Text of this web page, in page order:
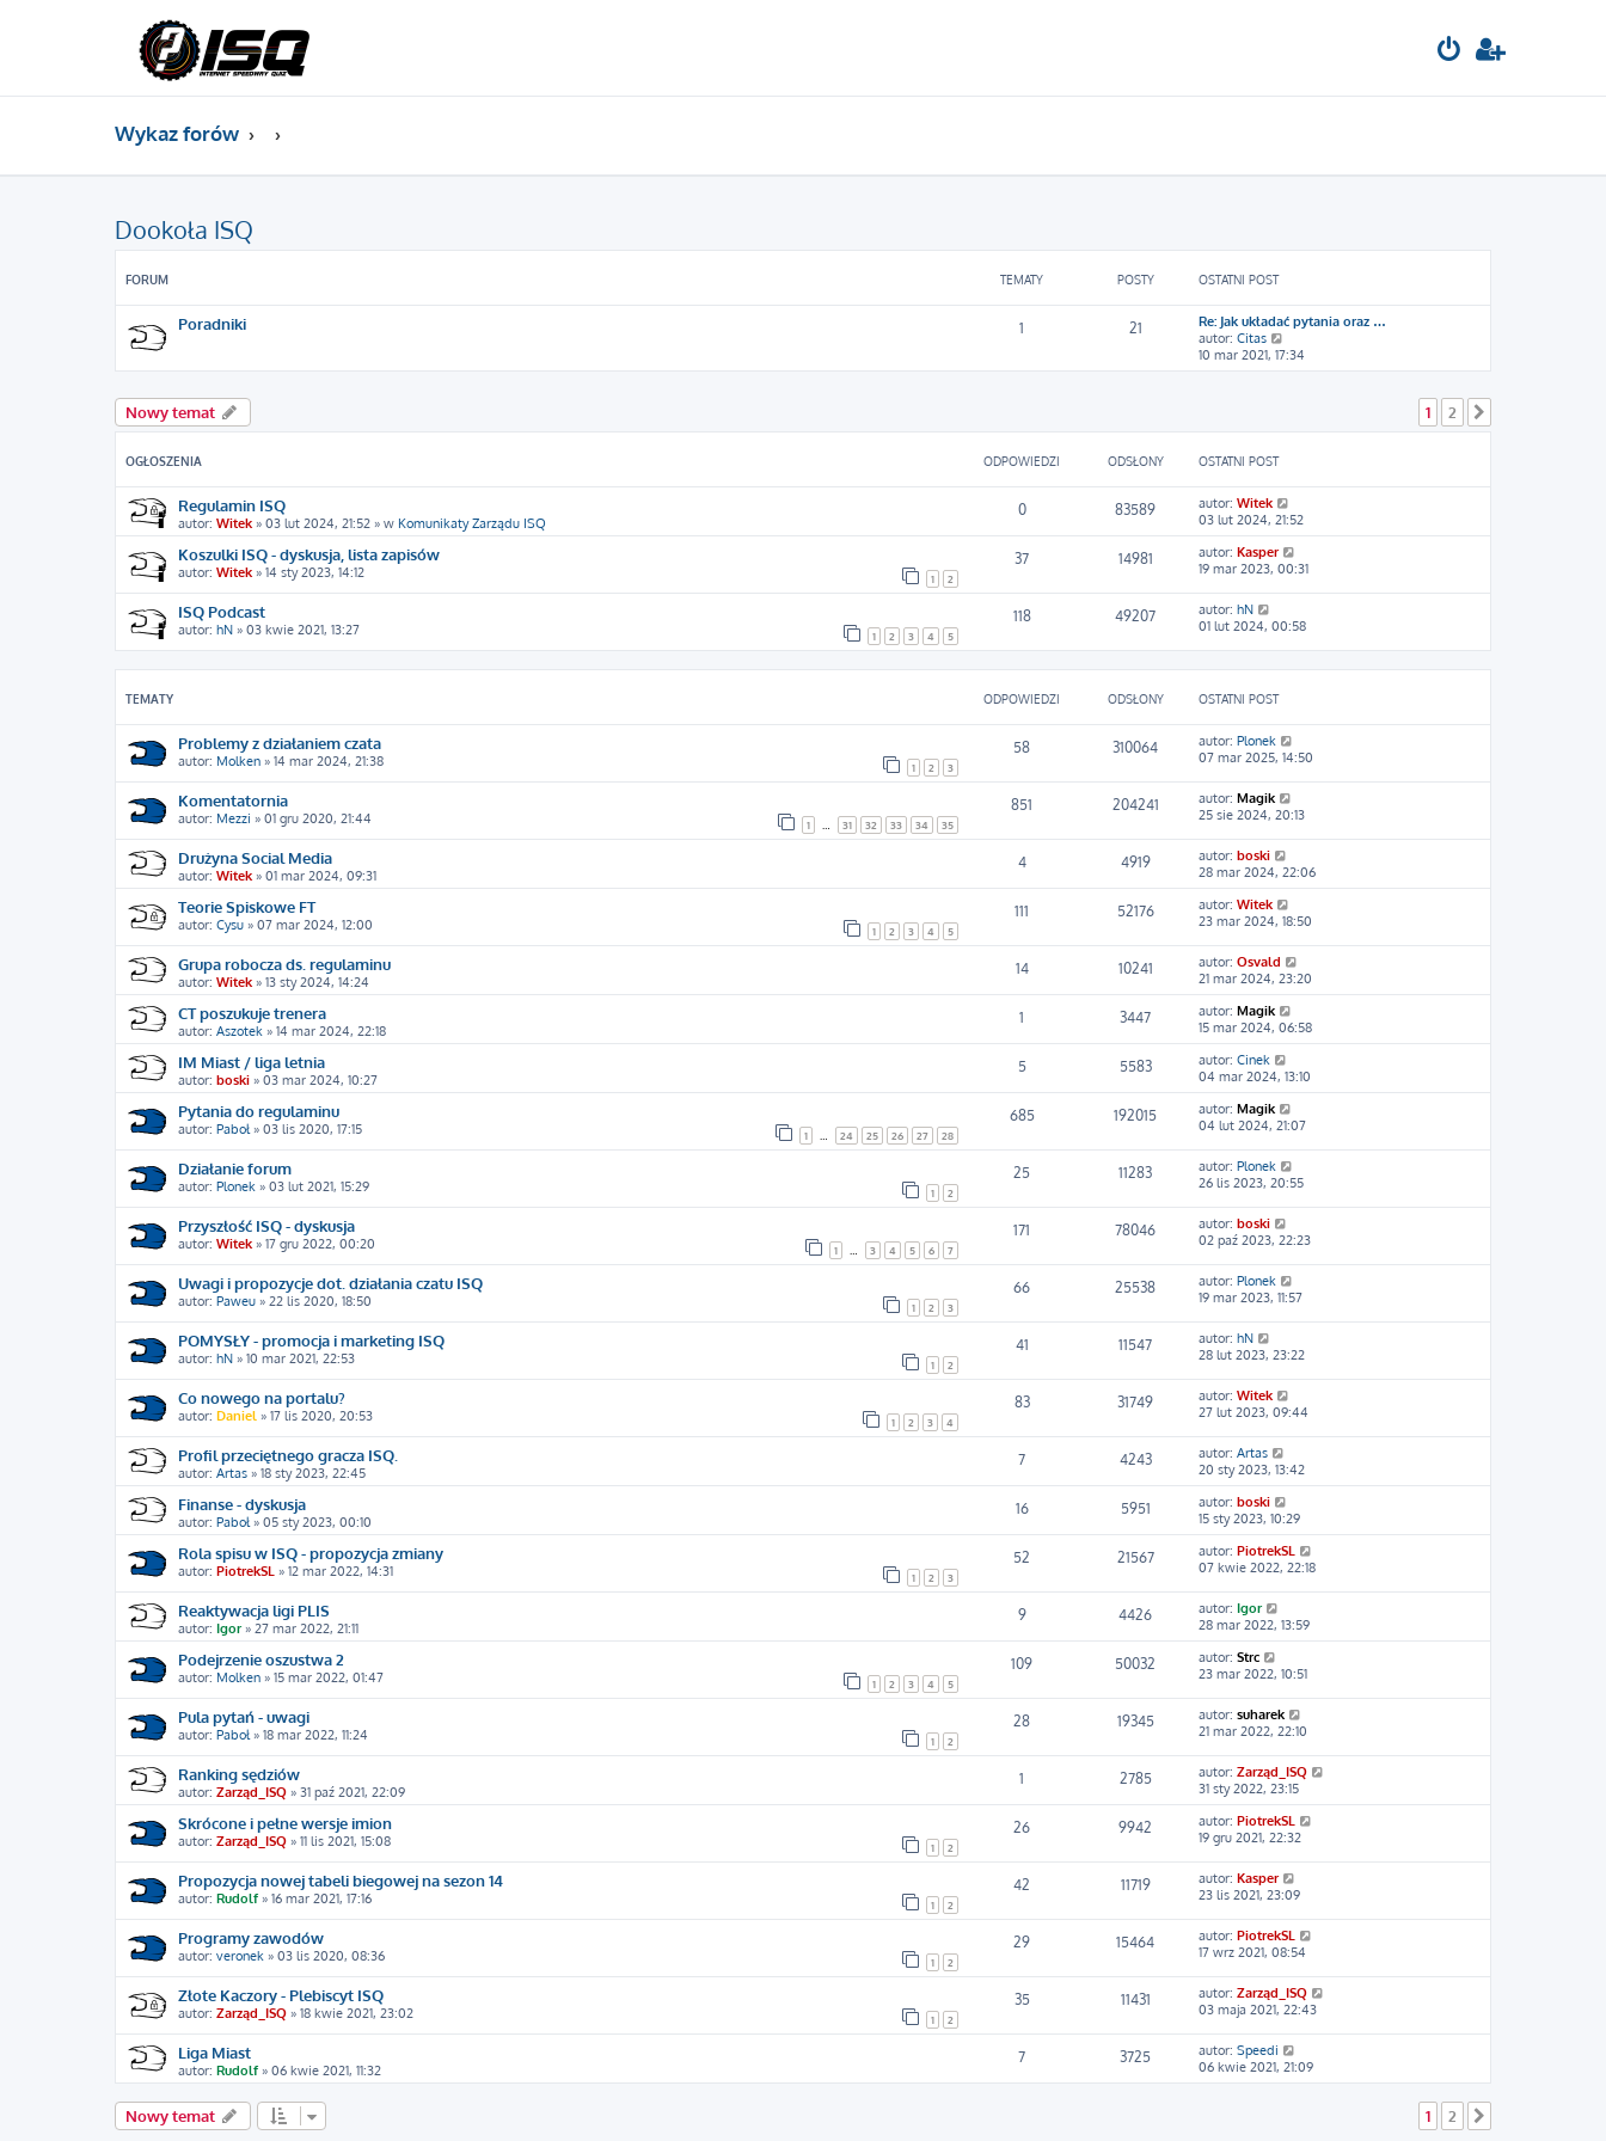
Wykaz forów
Dookoła ISQ
FORUM TEMATY POSTY OSTATNI POST
Poradniki 1 21
Re: Jak układać pytania oraz …
autor: Citas
y
ś
t
a
j
n
o
w
s
p
s
t
10 mar 2021, 17:34
Nowy temat 1 2
OGŁOSZENIA ODPOWIEDZI ODSŁONY OSTATNI POST
Regulamin ISQ
autor: Witek » 03 lut 2024, 21:52 » w Komunikaty Zarządu ISQ
0 83589 autor: Witek
03 lut 2024, 21:52
Koszulki ISQ - dyskusja, lista zapisów
autor: Witek » 14 sty 2023, 14:12 1 2
37 14981 autor: Kasper
19 mar 2023, 00:31
ISQ Podcast
autor: hN » 03 kwie 2021, 13:27 1 2 3 4 5
118 49207 autor: hN
01 lut 2024, 00:58
TEMATY ODPOWIEDZI ODSŁONY OSTATNI POST
Problemy z działaniem czata
autor: Molken » 14 mar 2024, 21:38 1 2 3
58 310064 autor: Plonek
07 mar 2025, 14:50
Komentatornia
autor: Mezzi » 01 gru 2020, 21:44 1 31 32 33 34 35
851 204241 autor: Magik
25 sie 2024, 20:13
Drużyna Social Media
autor: Witek » 01 mar 2024, 09:31
4 4919 autor: boski
28 mar 2024, 22:06
Teorie Spiskowe FT
autor: Cysu » 07 mar 2024, 12:00 1 2 3 4 5
111 52176 autor: Witek
23 mar 2024, 18:50
Grupa robocza ds. regulaminu
autor: Witek » 13 sty 2024, 14:24
14 10241 autor: Osvald
21 mar 2024, 23:20
CT poszukuje trenera
autor: Aszotek » 14 mar 2024, 22:18
1 3447 autor: Magik
15 mar 2024, 06:58
IM Miast / liga letnia
autor: boski » 03 mar 2024, 10:27
5 5583 autor: Cinek
04 mar 2024, 13:10
Pytania do regulaminu
autor: Paboł» 03 lis 2020, 17:15 1 24 25 26 27 28
685 192015 autor: Magik
04 lut 2024, 21:07
Działanie forum
autor: Plonek » 03 lut 2021, 15:29 1 2
25 11283 autor: Plonek
26 lis 2023, 20:55
Przyszłość ISQ - dyskusja
autor: Witek » 17 gru 2022, 00:20 1 3 4 5 6 7
171 78046 autor: boski
02 paź 2023, 22:23
Uwagi i propozycje dot. działania czatu ISQ
autor: Paweu » 22 lis 2020, 18:50 1 2 3
66 25538 autor: Plonek
19 mar 2023, 11:57
POMYSŁY - promocja i marketing ISQ
autor: hN » 10 mar 2021, 22:53 1 2
41 11547 autor: hN
28 lut 2023, 23:22
Co nowego na portalu?
autor: Daniel » 17 lis 2020, 20:53 1 2 3 4
83 31749 autor: Witek
27 lut 2023, 09:44
Profil przeciętnego gracza ISQ.
autor: Artas » 18 sty 2023, 22:45
7 4243 autor: Artas
20 sty 2023, 13:42
Finanse - dyskusja
autor: Paboł» 05 sty 2023, 00:10
16 5951 autor: boski
15 sty 2023, 10:29
Rola spisu w ISQ - propozycja zmiany
autor: PiotrekSL » 12 mar 2022, 14:31 1 2 3
52 21567 autor: PiotrekSL
07 kwie 2022, 22:18
Reaktywacja ligi PLIS
autor: Igor» 27 mar 2022, 21:11
9 4426 autor: Igor
28 mar 2022, 13:59
Podejrzenie oszustwa 2
autor: Molken » 15 mar 2022, 01:47 1 2 3 4 5
109 50032 autor: Strc
23 mar 2022, 10:51
Pula pytań - uwagi
autor: Paboł» 18 mar 2022, 11:24 1 2
28 19345 autor: suharek
21 mar 2022, 22:10
Ranking sędziów
autor: Zarząd_ISQ » 31 paź 2021, 22:09
1 2785 autor: Zarząd_ISQ
31 sty 2022, 23:15
Skrócone i pełne wersje imion
autor: Zarząd_ISQ » 11 lis 2021, 15:08 1 2
26 9942 autor: PiotrekSL
19 gru 2021, 22:32
Propozycja nowej tabeli biegowej na sezon 14
autor: Rudolf » 16 mar 2021, 17:16 1 2
42 11719 autor: Kasper
23 lis 2021, 23:09
Programy zawodów
autor: veronek » 03 lis 2020, 08:36 1 2
29 15464 autor: PiotrekSL
17 wrz 2021, 08:54
Złote Kaczory - Plebiscyt ISQ
autor: Zarząd_ISQ » 18 kwie 2021, 23:02 1 2
35 11431 autor: Zarząd_ISQ
03 maja 2021, 22:43
Liga Miast
autor: Rudolf » 06 kwie 2021, 11:32
7 3725 autor: Speedi
06 kwie 2021, 21:09
Nowy temat 1 2